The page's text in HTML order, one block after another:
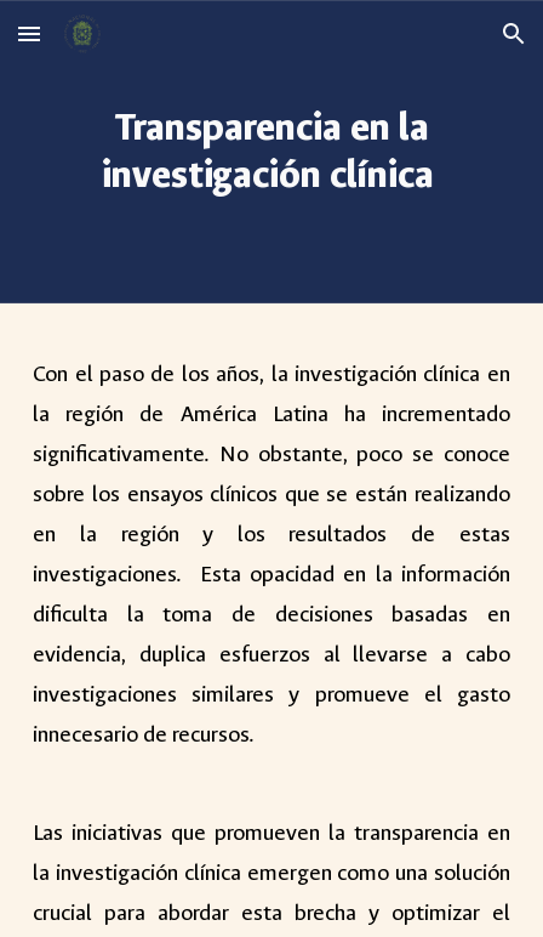
Skip to main content Skip to navigation
Transparencia en la
investigación clínica
Con el paso de los años, la investigación clínica en
la región de América Latina ha incrementado
significativamente. No obstante, poco se conoce
sobre los ensayos clínicos que se están realizando
en la región y los resultados de estas
investigaciones. Esta opacidad en la información
dificulta la toma de decisiones basadas en
evidencia, duplica esfuerzos al llevarse a cabo
investigaciones similares y promueve el gasto
innecesario de recursos.
Las iniciativas que promueven la transparencia en
la investigación clínica emergen como una solución
crucial para abordar esta brecha y optimizar el